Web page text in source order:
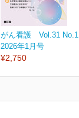
がん看護 Vol.31 No.1
2026年1月号
¥2,750